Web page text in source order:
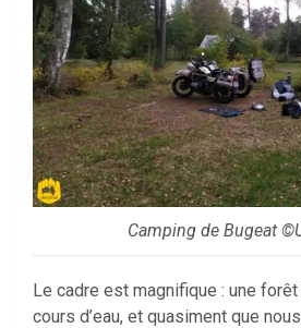
Camping de Bugeat
Le cadre est magnifique : une forêt
cours d’eau, et quasiment que